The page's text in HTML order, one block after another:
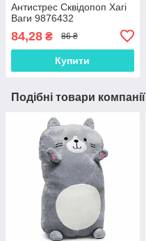
Антистрес Сквідопоп Хагі
Ваги 9876432
84,28 ₴ 86 ₴
Купити
Подібні товари компанії